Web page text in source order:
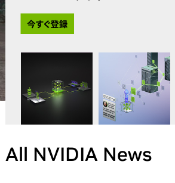
All NVIDIA News